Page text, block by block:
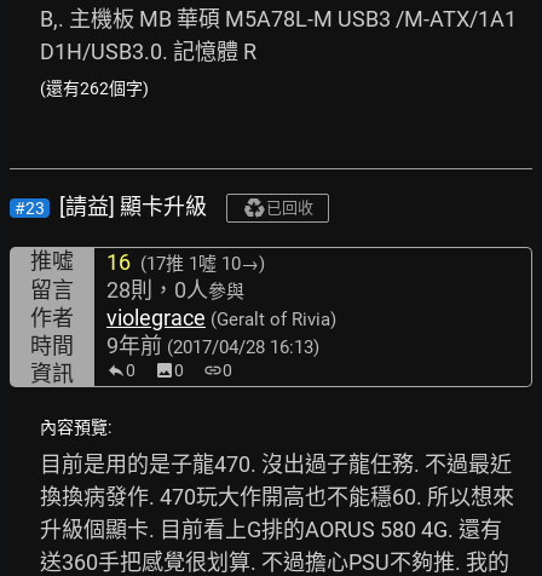
B,. 主機板 MB 華碩 M5A78L-M USB3 /M-ATX/1A1
D1H/USB3.0. 記憶體 R
(還有262個字)
#23 [請益] 顯卡升級 已回收
推噓 16 (17推 1噓 10→)
留言 28則，0人參與
作者 violegrace (Geralt of Rivia)
時間 9年前 (2017/04/28 16:13)
資訊 0 image0 link0
內容預覽:
目前是用的是子龍470. 沒出過子龍任務. 不過最近
換換病發作. 470玩大作開高也不能穩60. 所以想來
升級個顯卡. 目前看上G排的AORUS 580 4G. 還有
送360手把感覺很划算. 不過擔心PSU不夠推. 我的